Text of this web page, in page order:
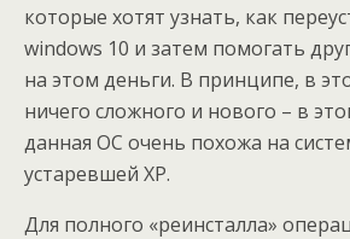
которые хотят узнать, как
windows 10 и затем помогать
на этом деньги. В принципе, в
ничего сложного и нового – в
данная ОС очень похожа на
устаревшей ХР.
Для полного «реинсталла»